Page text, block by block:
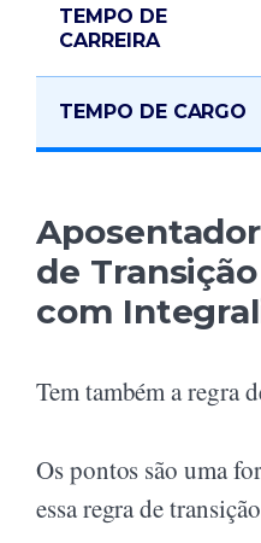
TEMPO DE
CARREIRA
TEMPO DE CARGO
de
com
Tem também a regra
Os pontos são uma
essa regra de